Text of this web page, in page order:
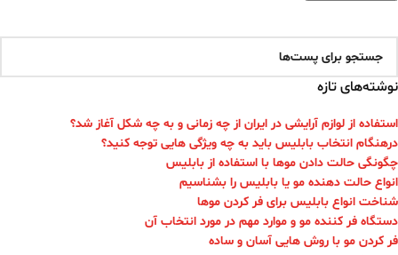
نوشته‌های تازه
استفاده از لوازم آرایشی در ایران از چه زمانی و به چه شکل آغاز شد؟
درهنگام انتخاب بابلیس باید به چه ویژگی هایی توجه کنید؟
چگونگی حالت دادن موها با استفاده از بابلیس
انواع حالت دهنده مو یا بابلیس را بشناسیم
شناخت انواع بابلیس برای فر کردن موها
دستگاه فر کننده مو و موارد مهم در مورد انتخاب آن
فر کردن مو با روش هایی آسان و ساده